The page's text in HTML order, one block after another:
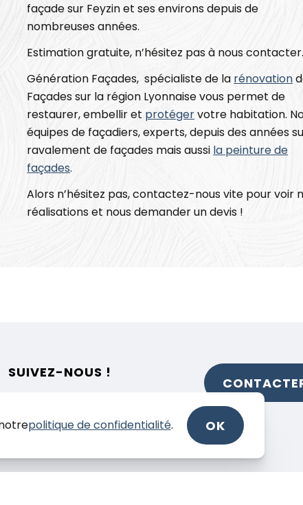
politique de confidentialité. OK
façade sur Feyzin et ses environs depuis de
nombreuses années.
Estimation gratuite, n’hésitez pas à nous contacter.
Génération Façades, spécialiste de la rénovation
Façades sur la région Lyonnaise vous permet de
restaurer, embellir et protégervotre habitation.
équipes de façadiers, experts, depuis des années
ravalement de façades mais aussi la peinture de
façades.
Alors n’hésitez pas, contactez-nous vite pour voir
réalisations et nous demander un devis !
SUIVEZ-NOUS !